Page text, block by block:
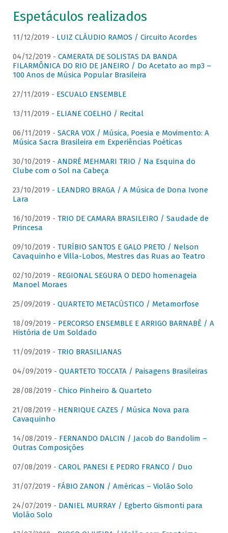
Espetáculos realizados
11/12/2019 - LUIZ CLÁUDIO RAMOS / Circuito Acordes
04/12/2019 - CAMERATA DE SOLISTAS DA BANDA
FILARMÔNICA DO RIO DE JANEIRO / Do Acetato ao mp3 –
100 Anos de Música Popular Brasileira
27/11/2019 - ESCUALO ENSEMBLE
13/11/2019 - ELIANE COELHO / Recital
06/11/2019 - SACRA VOX / Música, Poesia e Movimento: A
Música Sacra Brasileira em Experiências Poéticas
30/10/2019 - ANDRÉ MEHMARI TRIO / Na Esquina do
Clube com o Sol na Cabeça
23/10/2019 - LEANDRO BRAGA / A Música de Dona Ivone
Lara
16/10/2019 - TRIO DE CAMARA BRASILEIRO / Saudade de
Princesa
09/10/2019 - TURÍBIO SANTOS E GALO PRETO / Nelson
Cavaquinho e Villa-Lobos, Mestres das Ruas ao Teatro
02/10/2019 - REGIONAL SEGURA O DEDO homenageia
Manoel Moraes
25/09/2019 - QUARTETO METACÚSTICO / Metamorfose
18/09/2019 - PERCORSO ENSEMBLE E ARRIGO BARNABÈ / A
História de Um Soldado
11/09/2019 - TRIO BRASILIANAS
04/09/2019 - QUARTETO TOCCATA / Paisagens Brasileiras
28/08/2019 - Chico Pinheiro & Quarteto
21/08/2019 - HENRIQUE CAZES / Música Nova para
Cavaquinho
14/08/2019 - FERNANDO DALCIN / Jacob do Bandolim –
Outras Composições
07/08/2019 - CAROL PANESI E PEDRO FRANCO / Duo
31/07/2019 - FÁBIO ZANON / Américas – Violão Solo
24/07/2019 - DANIEL MURRAY / Egberto Gismonti para
Violão Solo